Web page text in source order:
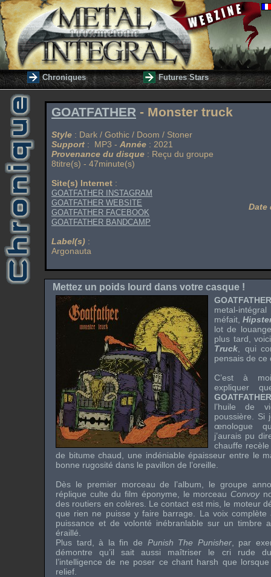
Chroniques Futures Stars
GOATFATHER - Monster truck
Style : Dark / Gothic / Doom / Stoner
Support : MP3 - Année : 2021
Provenance du disque : Reçu du groupe
8titre(s) - 47minute(s)
Site(s) Internet :
GOATFATHER INSTAGRAM
GOATFATHER WEBSITE
GOATFATHER FACEBOOK
GOATFATHER BANDCAMP
Label(s) :
Argonauta
Date
Mettez un poids lourd dans votre casque !
GOATFATHER
metal-
méfait,
lot de
plus tard,
Truck , qui
pensais de ce
C’est à
expliquer
GOATFATHER
l’huile de
poussière. Si
œnologue
j’aurais pu
chauffe
de bitume chaud, une indéniable épaisseur entre le
bonne rugosité dans le pavillon de l’oreille.
Dès le premier morceau de l’album, le groupe
réplique culte du film éponyme, le morceau Convoy
des routiers en colères. Le contact est mis, le moteur
que rien ne puisse y faire barrage. La voix complète
puissance et de volonté inébranlable sur un timbre
éraillé.
Plus tard, à la fin de Punish The Punisher, par
démontre qu’il sait aussi maîtriser le cri rude
l’intelligence de ne poser ce chant harsh que
relief.